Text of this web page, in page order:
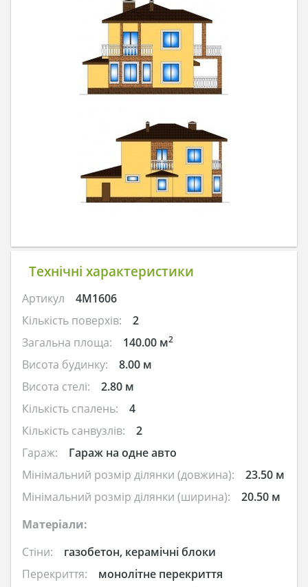
Технічні характеристики
Артикул
4M1606
Кількість поверхів:
2
Загальна площа:
140.00 м2
Висота будинку:
8.00 м
Висота стелі:
2.80 м
Кількість спалень:
4
Кількість санвузлів:
2
Гараж:
Гараж на одне авто
Мінімальний розмір ділянки (довжина):
23.50 м
Мінімальний розмір ділянки (ширина):
20.50 м
Матеріали:
Стіни:
газобетон, керамічні блоки
Перекриття:
монолітне перекриття